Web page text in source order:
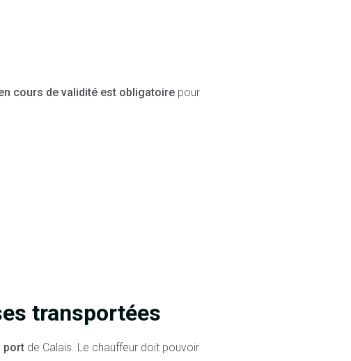
cours de validité est obligatoire pour
transportées
port de Calais. Le chauffeur doit pouvoir